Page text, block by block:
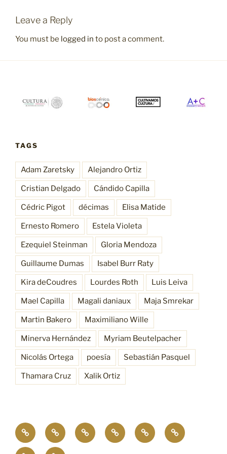
Leave a Reply
You must be logged in to post a comment.
TAGS
Adam Zaretsky Alejandro Ortiz
Cristian Delgado Cándido Capilla
Cédric Pigot décimas Elisa Matide
Ernesto Romero Estela Violeta
Ezequiel Steinman Gloria Mendoza
Guillaume Dumas Isabel Burr Raty
Kira deCoudres Lourdes Roth Luis Leiva
Mael Capilla Magali daniaux Maja Smrekar
Martin Bakero Maximiliano Wille
Minerva Hernández Myriam Beutelpacher
Nicolás Ortega poesía Sebastián Pasquel
Thamara Cruz Xalik Ortiz
Empatía
4.0
¿Quiénes
somos?
AntecedentesProcesosFuncionesResonancia